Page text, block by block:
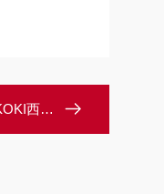
入射镜架